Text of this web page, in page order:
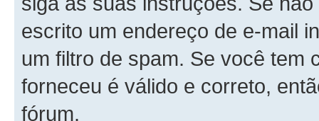
escrito um endereço de e-mail
um filtro de spam. Se você tem
forneceu é válido e correto,
fórum.